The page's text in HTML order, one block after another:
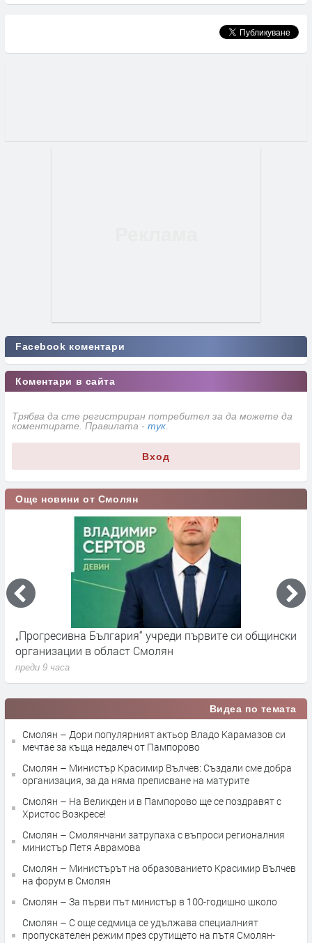
Facebook коментари
Коментари в сайта
Трябва да сте регистриран потребител за да можете да
коментирате. Правилата - тук
Вход
Още новини от Смолян
„Прогресивна България“ учреди първите си общински
организации в област Смолян
преди 9 часа
Видеа по темата
Смолян – Дори популярният актьор Владо Карамазов си
мечтае за къща недалеч от Пампорово
Смолян – Министър Красимир Вълчев: Създали сме добра
организация, за да няма преписване на матурите
Смолян – На Великден и в Пампорово ще се поздравят с
Христос Возкресе!
Смолян – Смолянчани затрупаха с въпроси регионалния
министър Петя Аврамова
Смолян – Министърът на образованието Красимир Вълчев
на форум в Смолян
Смолян – За първи път министър в 100-годишно школо
Смолян – С още седмица се удължава специалният
пропускателен режим през срутището на пътя Смолян-